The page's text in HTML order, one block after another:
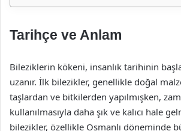
Tarihçe ve Anlam
Bileziklerin kökeni, insanlık tarihinin
uzanır. İlk bilezikler, genellikle doğal
taşlardan ve bitkilerden yapılmışken,
kullanılmasıyla daha şık ve kalıcı hale
bilezikler, özellikle Osmanlı döneminde